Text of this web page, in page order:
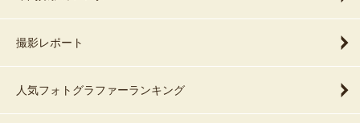
撮影レポート
人気フォトグラファーランキング